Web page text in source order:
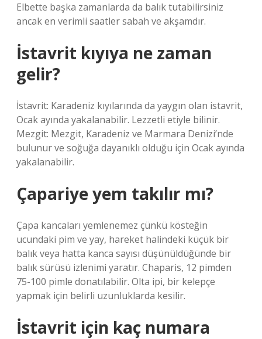
Elbette başka zamanlarda da balık tutabilirsiniz
ancak en verimli saatler sabah ve akşamdır.
İstavrit kıyıya ne zaman
gelir?
İstavrit: Karadeniz kıyılarında da yaygın olan istavrit,
Ocak ayında yakalanabilir. Lezzetli etiyle bilinir.
Mezgit: Mezgit, Karadeniz ve Marmara Denizi’nde
bulunur ve soğuğa dayanıklı olduğu için Ocak ayında
yakalanabilir.
Çapariye yem takılır mı?
Çapa kancaları yemlenemez çünkü kösteğin
ucundaki pim ve yay, hareket halindeki küçük bir
balık veya hatta kanca sayısı düşünüldüğünde bir
balık sürüsü izlenimi yaratır. Chaparis, 12 pimden
75-100 pimle donatılabilir. Olta ipi, bir kelepçe
yapmak için belirli uzunluklarda kesilir.
İstavrit için kaç numara